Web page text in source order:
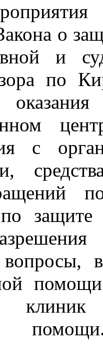
о
и
по
с
защите
вопросы,